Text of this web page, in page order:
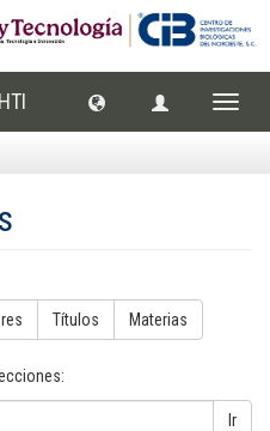
Títulos Materias
Ir